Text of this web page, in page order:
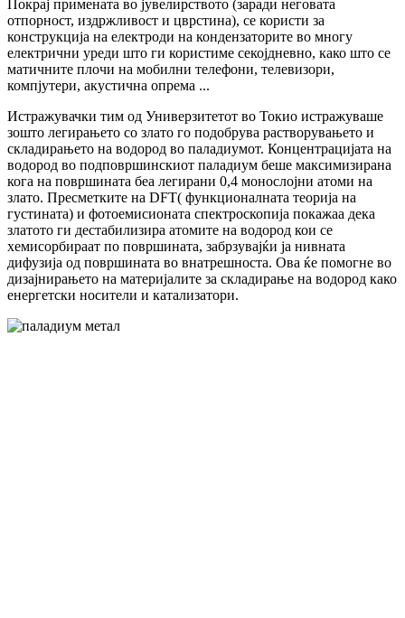
Покрај примената во јувелирството (заради неговата
отпорност, издржливост и цврстина), се користи за
конструкција на електроди на кондензаторите во многу
електрични уреди што ги користиме секојдневно, како што се
матичните плочи на мобилни телефони, телевизори,
компјутери, акустична опрема ...
Истражувачки тим од Универзитетот во Токио истражуваше
зошто легирањето со злато го подобрува растворувањето и
складирањето на водород во паладиумот. Концентрацијата на
водород во подповршинскиот паладиум беше максимизирана
кога на површината беа легирани 0,4 монослојни атоми на
злато. Пресметките на DFT( функционалната теорија на
густината) и фотоемисионата спектроскопија покажаа дека
златото ги дестабилизира атомите на водород кои се
хемисорбираат по површината, забрзувајќи ја нивната
дифузија од површината во внатрешноста. Ова ќе помогне во
дизајнирањето на материјалите за складирање на водород како
енергетски носители и катализатори.